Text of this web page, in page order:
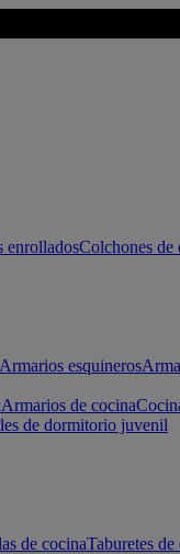
enrolladosColchones de
Armarios esquineros
Armarios de cocina
de dormitorio juvenil
de cocinaTaburetes de